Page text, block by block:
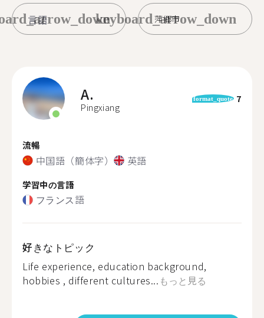
萍郷市
keyboard_arrow_down
A.
Pingxiang
format_quote 7
流暢
中国語（簡体字） 英語
学習中の言語
フランス語
好きなトピック
Life experience, education background,
hobbies , different cultures... もっと見る